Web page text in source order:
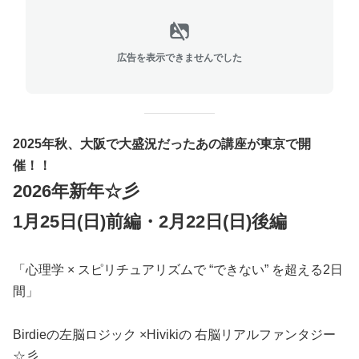
広告を表示できませんでした
2025年秋、大阪で大盛況だったあの講座が東京で開
催！！
2026年新年☆彡
1月25日(日)前編・ 2月22日(日)後編
「心理学 × スピリチュアリズムで “できない” を超える2日
間」
Birdieの左脳ロジック ×Hivikiの 右脳リアルファンタジー
☆彡